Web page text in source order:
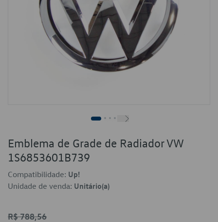
Emblema de Grade de Radiador VW
1S6853601B739
Compatibilidade: Up!
Unidade de venda: Unitário(a)
R$ 788,56